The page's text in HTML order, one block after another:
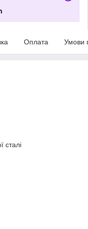
Оплата Умови
сталі